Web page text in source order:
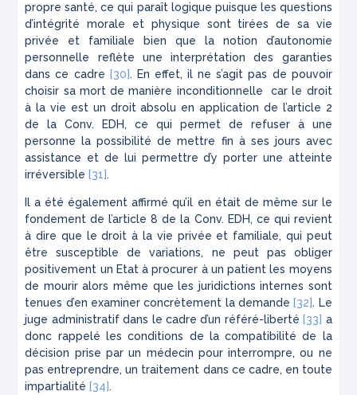
propre santé, ce qui paraît logique puisque les questions
d’intégrité morale et physique sont tirées de sa vie
privée et familiale bien que la notion d’autonomie
personnelle reflète une interprétation des garanties
dans ce cadre [30]. En effet, il ne s’agit pas de pouvoir
choisir sa mort de manière inconditionnelle car le droit
à la vie est un droit absolu en application de l’article 2
de la Conv. EDH, ce qui permet de refuser à une
personne la possibilité de mettre fin à ses jours avec
assistance et de lui permettre d’y porter une atteinte
irréversible [31].
Il a été également affirmé qu’il en était de même sur le
fondement de l’article 8 de la Conv. EDH, ce qui revient
à dire que le droit à la vie privée et familiale, qui peut
être susceptible de variations, ne peut pas obliger
positivement un Etat à procurer à un patient les moyens
de mourir alors même que les juridictions internes sont
tenues d’en examiner concrètement la demande [32]. Le
juge administratif dans le cadre d’un référé-liberté [33] a
donc rappelé les conditions de la compatibilité de la
décision prise par un médecin pour interrompre, ou ne
pas entreprendre, un traitement dans ce cadre, en toute
impartialité [34].